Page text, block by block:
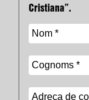
Cristiana”.